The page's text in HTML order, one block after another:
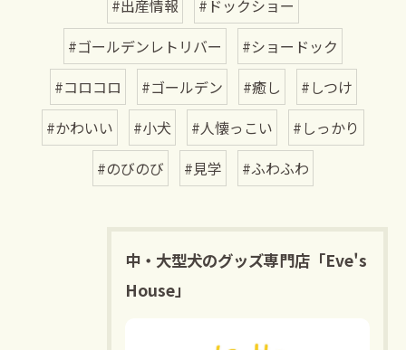
#出産情報
#ドックショー
#ゴールデンレトリバー
#ショードック
#コロコロ
#ゴールデン #癒し
#しつけ
#かわいい
#小犬 #人懐っこい
#しっかり
#のびのび
#見学 #ふわふわ
中・大型犬のグッズ専門店「Eve's
House」